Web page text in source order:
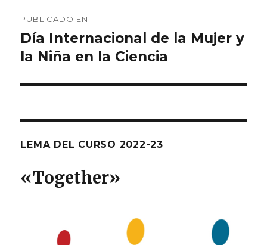
de
entradas
PUBLICADO EN
Día Internacional de la Mujer y
la Niña en la Ciencia
LEMA DEL CURSO 2022-23
«Together»